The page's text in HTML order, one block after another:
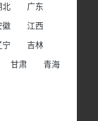
北
广东
徽
江西
宁
吉林
甘肃
青海